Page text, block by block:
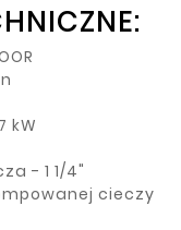
kW
- 1 1/4"
cieczy